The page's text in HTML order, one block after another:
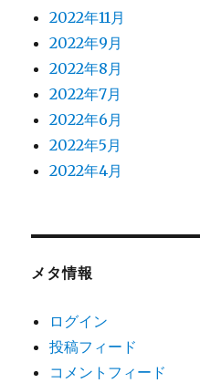
2022年11月
2022年9月
2022年8月
2022年7月
2022年6月
2022年5月
2022年4月
メタ情報
ログイン
投稿フィード
コメントフィード